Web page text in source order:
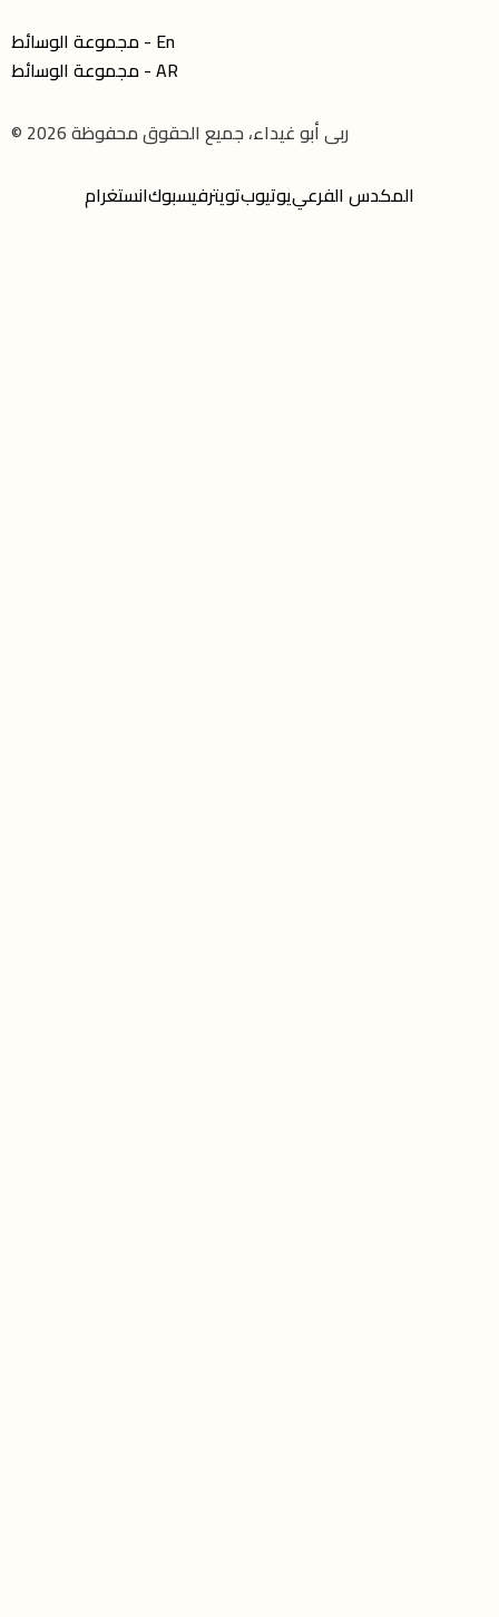
مجموعة الوسائط - En
مجموعة الوسائط - AR
© 2026 ربى أبو غيداء، جميع الحقوق محفوظة
انستغرامفيسبوكتويتريوتيوبالمكدس الفرعي